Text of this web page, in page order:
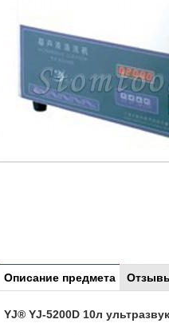
Описание предмета
YJ® YJ-5200D 10л